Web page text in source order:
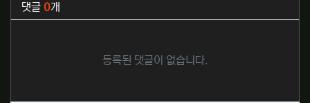
댓글 0개
등록된 댓글이 없습니다.